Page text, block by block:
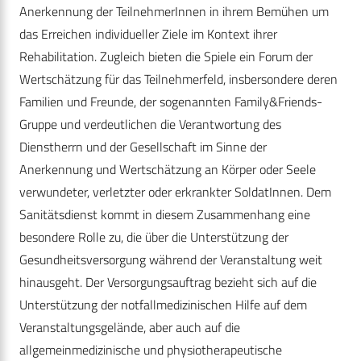
Anerkennung der TeilnehmerInnen in ihrem Bemühen um
das Erreichen individueller Ziele im Kontext ihrer
Rehabilitation. Zugleich bieten die Spiele ein Forum der
Wertschätzung für das Teilnehmerfeld, insbersondere deren
Familien und Freunde, der sogenannten Family&Friends-
Gruppe und verdeutlichen die Verantwortung des
Dienstherrn und der Gesellschaft im Sinne der
Anerkennung und Wertschätzung an Körper oder Seele
verwundeter, verletzter oder erkrankter SoldatInnen. Dem
Sanitätsdienst kommt in diesem Zusammenhang eine
besondere Rolle zu, die über die Unterstützung der
Gesundheitsversorgung während der Veranstaltung weit
hinausgeht. Der Versorgungsauftrag bezieht sich auf die
Unterstützung der notfallmedizinischen Hilfe auf dem
Veranstaltungsgelände, aber auch auf die
allgemeinmedizinische und physiotherapeutische